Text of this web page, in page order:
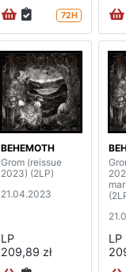
72H
BEHEMOTH
Grom (reissue
2023) (2LP)
21.04.2023
LP
209,89 zł
LP